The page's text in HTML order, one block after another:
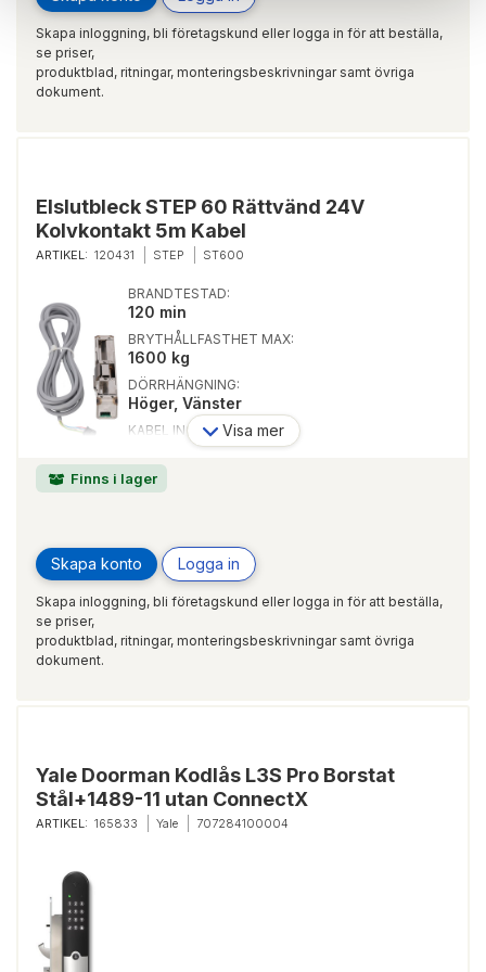
Skapa inloggning, bli företagskund eller logga in för att beställa,
se priser,
produktblad, ritningar, monteringsbeskrivningar samt övriga
dokument.
Elslutbleck STEP 60 Rättvänd 24V
Kolvkontakt 5m Kabel
ARTIKEL: 120431 STEP ST600
Finns i lager
Skapa konto Logga in
Skapa inloggning, bli företagskund eller logga in för att beställa,
se priser,
produktblad, ritningar, monteringsbeskrivningar samt övriga
dokument.
BRANDTESTAD:
120 min
BRYTHÅLLFASTHET MAX:
1600 kg
DÖRRHÄNGNING:
Höger, Vänster
KABEL INGÅR:
LISTTRYCK:
100 kg
Visa mer
Yale Doorman Kodlås L3S Pro Borstat
Stål+1489-11 utan ConnectX
ARTIKEL: 165833 Yale 707284100004